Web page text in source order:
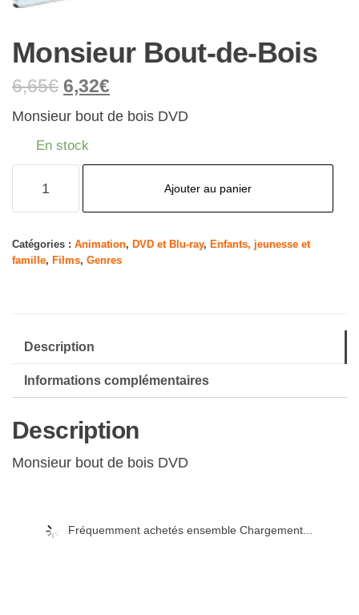
Monsieur Bout-de-Bois
6,65€ 6,32€
Monsieur bout de bois DVD
En stock
Bout-
de-
Ajouter au panier
Catégories : Animation, DVD et Blu-ray, Enfants, jeunesse et
famille, Films, Genres
Description
Informations complémentaires
Description
Monsieur bout de bois DVD
Fréquemment achetés ensemble Chargement...